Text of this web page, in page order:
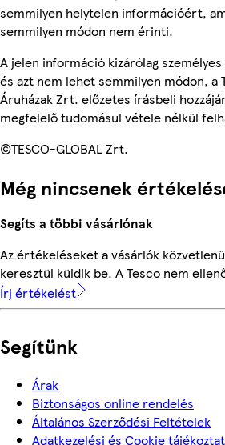
semmilyen helytelen információért,
semmilyen módon nem érinti.
A jelen információ kizárólag
és azt nem lehet semmilyen módon, a
Áruházak Zrt. előzetes írásbeli
megfelelő tudomásul vétele nélkül
©TESCO-GLOBAL Zrt.
Még nincsenek
Segíts a többi vásárlónak
Az értékeléseket a vásárlók
keresztül küldik be. A Tesco nem
Írj értékelést
Segítünk
Árak
Biztonságos online rendelés
Általános Szerződési Feltételek
Adatkezelési és Cookie